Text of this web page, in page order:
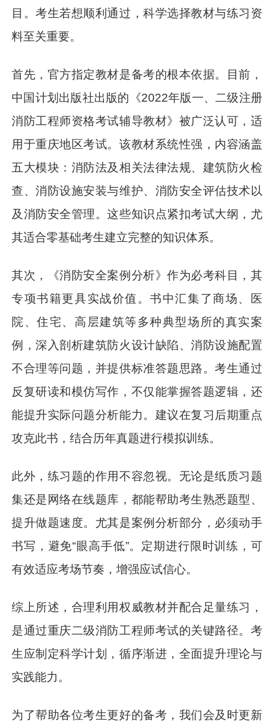
目。考生若想顺利通过，科学选择教材与练习资
料至关重要。
首先，官方指定教材是备考的根本依据。目前，
中国计划出版社出版的《2022年版一、二级注册
消防工程师资格考试辅导教材》被广泛认可，适
用于重庆地区考试。该教材系统性强，内容涵盖
五大模块：消防法及相关法律法规、建筑防火检
查、消防设施安装与维护、消防安全评估技术以
及消防安全管理。这些知识点紧扣考试大纲，尤
其适合零基础考生建立完整的知识体系。
其次，《消防安全案例分析》作为必考科目，其
专项书籍更具实战价值。书中汇集了商场、医
院、住宅、高层建筑等多种典型场所的真实案
例，深入剖析建筑防火设计缺陷、消防设施配置
不合理等问题，并提供标准答题思路。考生通过
反复研读和模仿写作，不仅能掌握答题逻辑，还
能提升实际问题分析能力。建议在复习后期重点
攻克此书，结合历年真题进行模拟训练。
此外，练习题的作用不容忽视。无论是纸质习题
集还是网络在线题库，都能帮助考生熟悉题型、
提升做题速度。尤其是案例分析部分，必须动手
书写，避免“眼高手低”。定期进行限时训练，可
有效适应考场节奏，增强应试信心。
综上所述，合理利用权威教材并配合足量练习，
是通过重庆二级消防工程师考试的关键路径。考
生应制定科学计划，循序渐进，全面提升理论与
实践能力。
为了帮助各位考生更好的备考，我们会及时更新